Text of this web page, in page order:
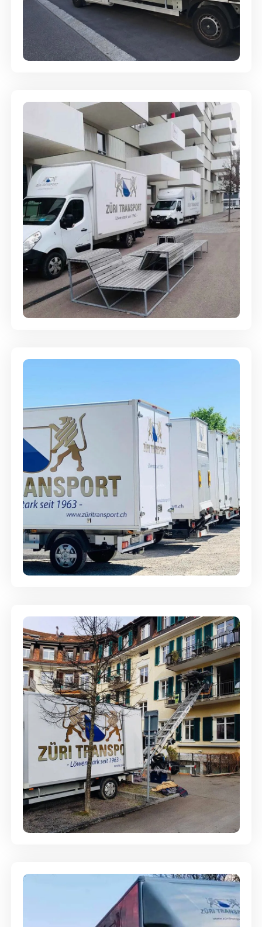
Full-Service - Für Privatumzüge
Umzugsreinigung - mit
Abgabegarantie
Möbellagerung - Alles sicher
aufbewahrt
Entsorgung & Räumung